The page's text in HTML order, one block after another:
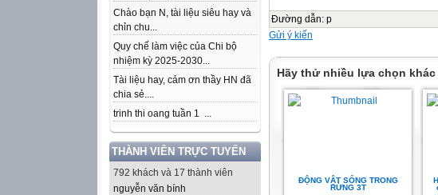
Chào bạn N, tài liệu siêu hay và
chỉn chu...
Quy chế làm việc của Chi bộ
nhiệm kỳ 2025-2030...
Tài liệu hay, cảm ơn thầy HN đã
chia sẻ....
trinh thi oang tuần 1 ...
THÀNH VIÊN TRỰC TUYẾN
792 khách và 17 thành viên
nguyễn văn bính
Đường dẫn: p
Gửi ý kiến
Hãy thử nhiều lựa chọn khác
ĐỘNG VẬT SỐNG TRONG
RỪNG 3T